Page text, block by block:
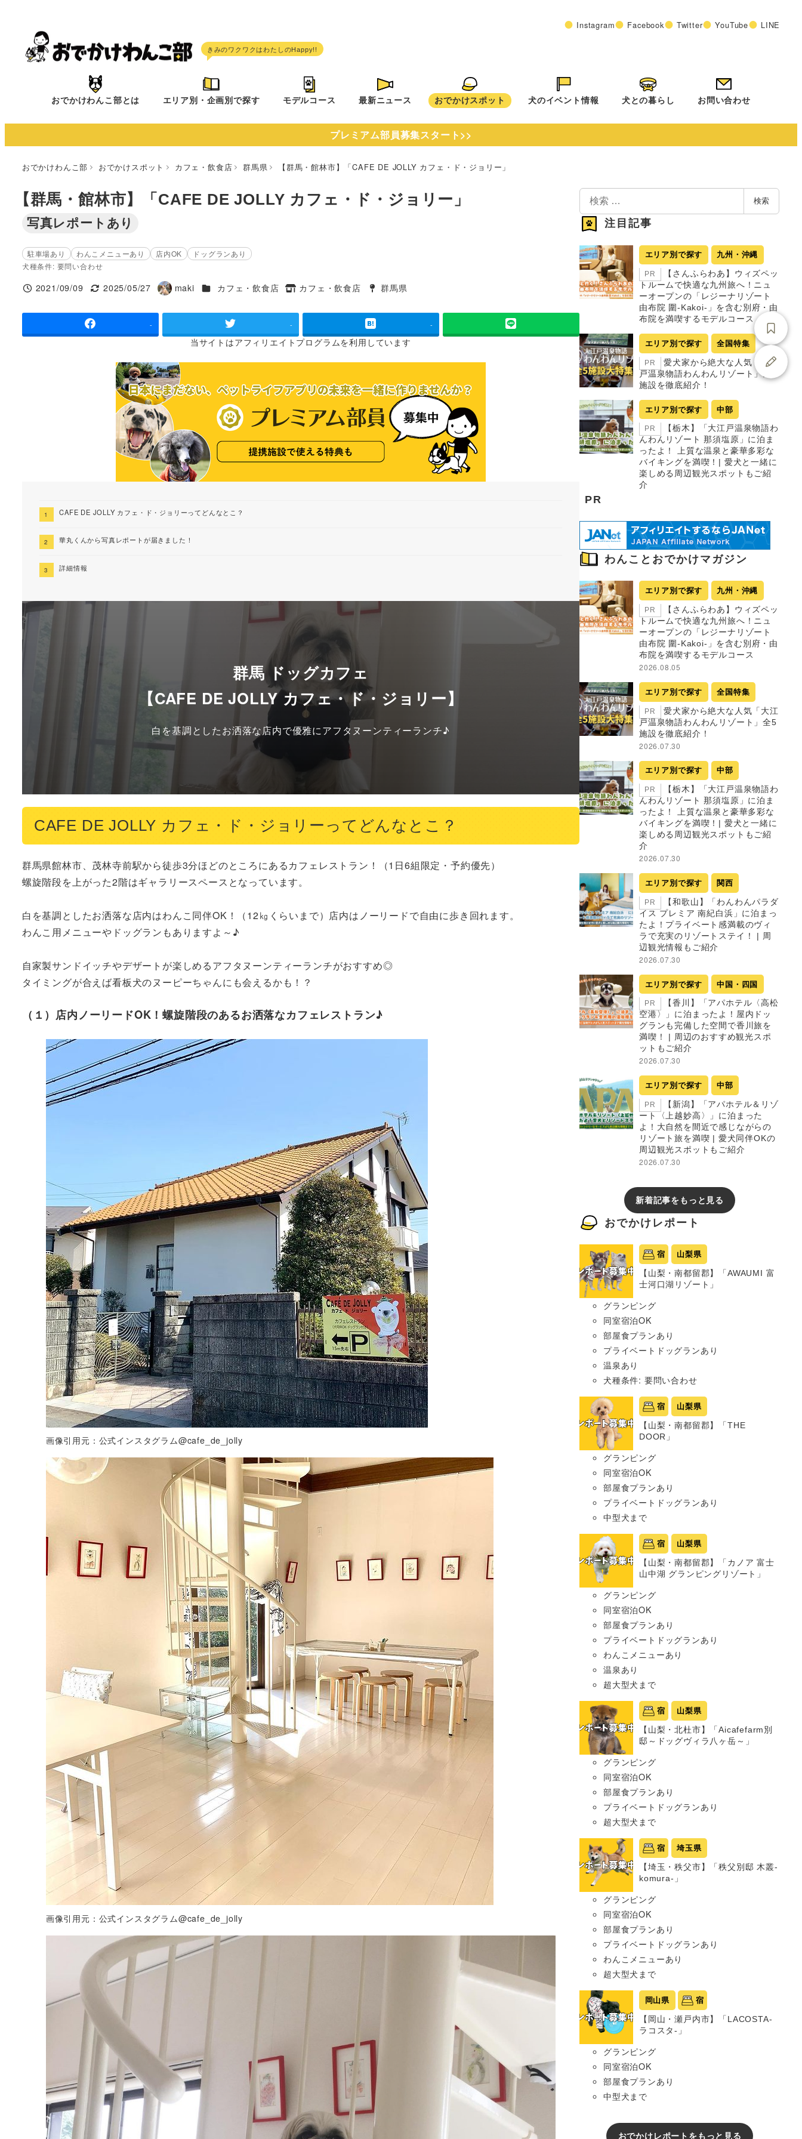
へ
Instagram Facebook Twitter YouTube LINE
おでかけわんこ部とは エリア別・企画別で探す モデルコース 最新ニュース おでかけスポット 犬のイベント情報 犬との暮らし お問い合わせ
プレミアム部員募集スタート>>
おでかけわんこ部 おでかけスポット カフェ・飲食店 群馬県 【群馬・館林市】「CAFE DE JOLLY カフェ・ド・ジョリー」
【群馬・館林市】「CAFE DE JOLLY カフェ・ド・ジョリー」
写真レポートあり
駐車場あり わんこメニューあり 店内OK
ドッグランあり
犬種条件: 要問い合わせ
投稿日
2021/09/09
更新日
2025/05/27
著
maki 施設ジャンル
カフェ・飲食店
タグ
カフェ・飲食店
タグ
群馬県
- - -
当サイトはアフィリエイトプログラムを利用しています
CAFE DE JOLLY カフェ・ド・ジョリーってどんなとこ？
華丸くんから写真レポートが届きました！
詳細情報
群馬 ドッグカフェ
【CAFE DE JOLLY カフェ・ド・ジョリー】
白を基調としたお洒落な店内で優雅にアフタヌーンティーランチ♪
CAFE DE JOLLY カフェ・ド・ジョリーってどんなとこ？
群馬県館林市、茂林寺前駅から徒歩3分ほどのところにあるカフェレストラン！（1日6組限定・予約優先）
螺旋階段を上がった2階はギャラリースペースとなっています。
白を基調としたお洒落な店内はわんこ同伴OK！（12㎏くらいまで）店内はノーリードで自由に歩き回れます。
わんこ用メニューやドッグランもありますよ～♪
自家製サンドイッチやデザートが楽しめるアフタヌーンティーランチがおすすめ◎
タイミングが合えば看板犬のヌーピーちゃんにも会えるかも！？
（１）店内ノーリードOK！螺旋階段のあるお洒落なカフェレストラン♪
画像引用元：公式インスタグラム@cafe_de_jolly
画像引用元：公式インスタグラム@cafe_de_jolly
検
索
検索
注目記事
エリア別で探す 九州・沖縄
PR
【さんふらわあ】ウィズペッ
トルームで快適な九州旅へ！ニュ
ーオープンの「レジーナリゾート
由布院 圍-Kakoi-」を含む別府・由
布院を満喫するモデルコース
エリア別で探す 全国特集
PR
愛犬家から絶大な人気「大江
戸温泉物語わんわんリゾート」全5
施設を徹底紹介！
エリア別で探す 中部
PR
【栃木】「大江戸温泉物語わ
んわんリゾート 那須塩原」に泊ま
ったよ！ 上質な温泉と豪華多彩な
バイキングを満喫！| 愛犬と一緒に
楽しめる周辺観光スポットもご紹
介
PR
わんことおでかけマガジン
エリア別で探す 九州・沖縄
PR
【さんふらわあ】ウィズペッ
トルームで快適な九州旅へ！ニュ
ーオープンの「レジーナリゾート
由布院 圍-Kakoi-」を含む別府・由
布院を満喫するモデルコース
2026.08.05
エリア別で探す 全国特集
PR
愛犬家から絶大な人気「大江
戸温泉物語わんわんリゾート」全5
施設を徹底紹介！
2026.07.30
エリア別で探す 中部
PR
【栃木】「大江戸温泉物語わ
んわんリゾート 那須塩原」に泊ま
ったよ！ 上質な温泉と豪華多彩な
バイキングを満喫！| 愛犬と一緒に
楽しめる周辺観光スポットもご紹
介
2026.07.30
エリア別で探す 関西
PR
【和歌山】「わんわんパラダ
イス プレミア 南紀白浜」に泊まっ
たよ！プライベート感満載のヴィ
ラで充実のリゾートステイ！ | 周
辺観光情報もご紹介
2026.07.30
エリア別で探す 中国・四国
PR
【香川】「アパホテル〈高松
空港〉」に泊まったよ！屋内ドッ
グランも完備した空間で香川旅を
満喫！ | 周辺のおすすめ観光スポ
ットもご紹介
2026.07.30
エリア別で探す 中部
PR
【新潟】「アパホテル＆リゾ
ート〈上越妙高〉」に泊まった
よ！大自然を間近で感じながらの
リゾート旅を満喫 | 愛犬同伴OKの
周辺観光スポットもご紹介
2026.07.30
新着記事をもっと見る
おでかけレポート
宿 山梨県
【山梨・南都留郡】「AWAUMI 富
士河口湖リゾート」
グランピング
同室宿泊OK
部屋食プランあり
プライベートドッグランあり
温泉あり
犬種条件: 要問い合わせ
宿 山梨県
【山梨・南都留郡】「THE
DOOR」
グランピング
同室宿泊OK
部屋食プランあり
プライベートドッグランあり
中型犬まで
宿 山梨県
【山梨・南都留郡】「カノア 富士
山中湖 グランピングリゾート」
グランピング
同室宿泊OK
部屋食プランあり
プライベートドッグランあり
わんこメニューあり
温泉あり
超大型犬まで
宿 山梨県
【山梨・北杜市】「Aicafefarm別
邸～ドッグヴィラ八ヶ岳～」
グランピング
同室宿泊OK
部屋食プランあり
プライベートドッグランあり
超大型犬まで
宿 埼玉県
【埼玉・秩父市】「秩父別邸 木叢-
komura-」
グランピング
同室宿泊OK
部屋食プランあり
プライベートドッグランあり
わんこメニューあり
超大型犬まで
岡山県 宿
【岡山・瀬戸内市】「LACOSTA-
ラコスタ-」
グランピング
同室宿泊OK
部屋食プランあり
中型犬まで
おでかけレポートをもっと見る